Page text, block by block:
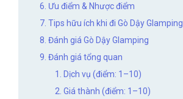
6. Ưu điểm & Nhược điểm
7. Tips hữu ích khi đi Gò Dậy Glamping
8. Đánh giá Gò Dậy Glamping
9. Đánh giá tổng quan
1. Dịch vụ (điểm: 1–10)
2. Giá thành (điểm: 1–10)